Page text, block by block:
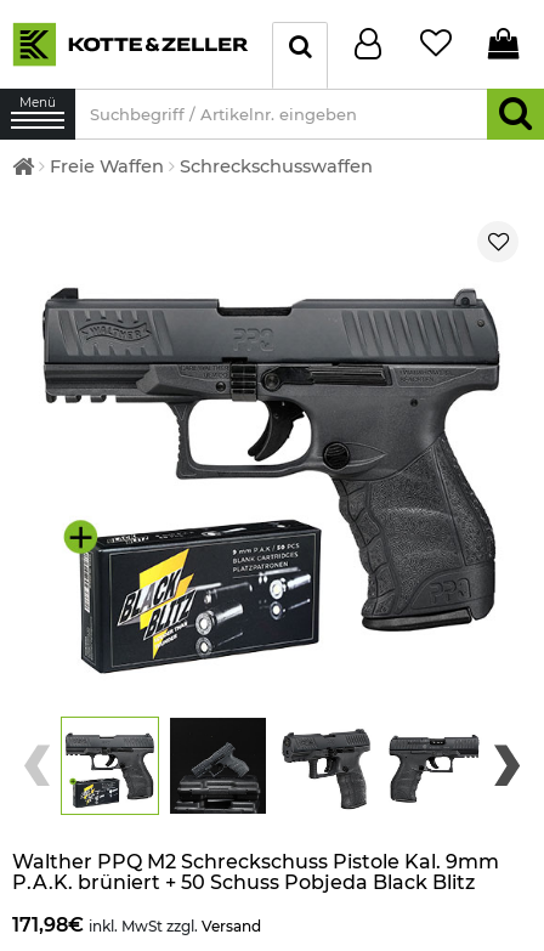
Menü
Freie Waffen Schreckschusswaffen
Walther PPQ M2 Schreckschuss Pistole Kal. 9mm
P.A.K. brüniert + 50 Schuss Pobjeda Black Blitz
171,98€ inkl. MwSt zzgl. Versand